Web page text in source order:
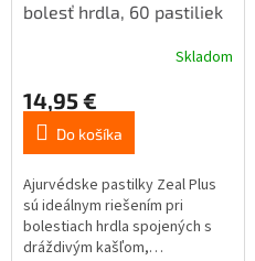
bolesť hrdla, 60 pastiliek
Skladom
14,95 €
Do košíka
Ajurvédske pastilky Zeal Plus
sú ideálnym riešením pri
bolestiach hrdla spojených s
dráždivým kašľom,